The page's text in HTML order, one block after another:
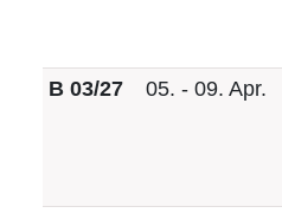
B 03/27
05. - 09. Apr.